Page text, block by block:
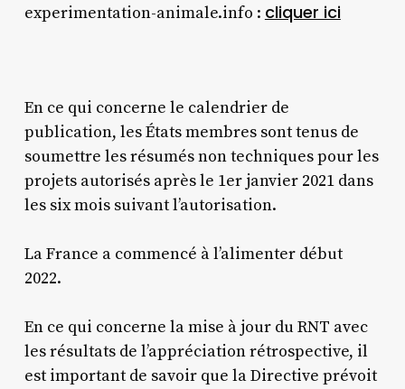
experimentation-animale.info : cliquer ici
En ce qui concerne le calendrier de
publication, les États membres sont tenus de
soumettre les résumés non techniques pour les
projets autorisés après le 1er janvier 2021 dans
les six mois suivant l’autorisation.
La France a commencé à l’alimenter début
2022.
En ce qui concerne la mise à jour du RNT avec
les résultats de l’appréciation rétrospective, il
est important de savoir que la Directive prévoit